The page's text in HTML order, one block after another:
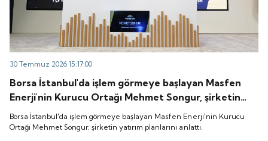
30 Temmuz 2026 15:17:00
Borsa İstanbul'da işlem görmeye başlayan Masfen
Enerji'nin Kurucu Ortağı Mehmet Songur, şirketin
yatırım planlarını anlattı.
Borsa İstanbul'da işlem görmeye başlayan Masfen Enerji'nin Kurucu
Ortağı Mehmet Songur, şirketin yatırım planlarını anlattı.